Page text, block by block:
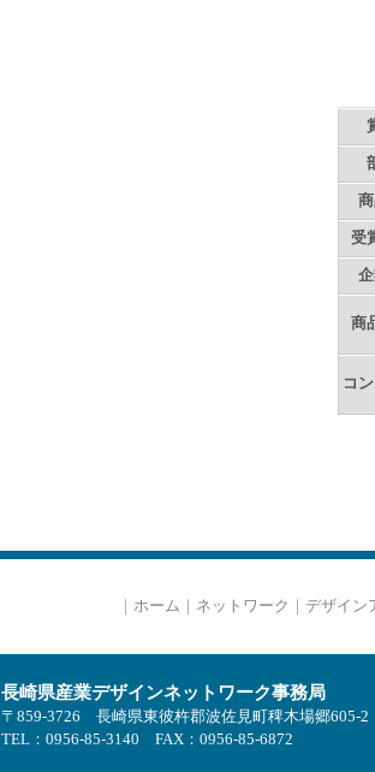
受
商
コ
ホーム ネットワーク デザイン
長崎県産業デザインネットワーク事務局
〒859-3726 長崎県東彼杵郡波佐見町稗木場郷605-
TEL：0956-85-3140 FAX：0956-85-6872